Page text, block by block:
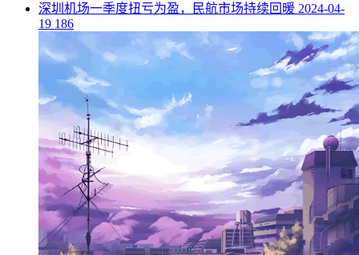
​深圳机场一季度扭亏为盈，民航市场持续回暖 2024-04-
19 186